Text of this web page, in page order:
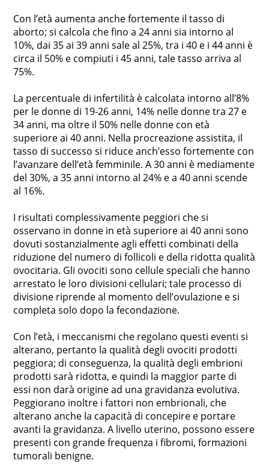
Con l’età aumenta anche fortemente il tasso di
aborto; si calcola che fino a 24 anni sia intorno al
10%, dai 35 ai 39 anni sale al 25%, tra i 40 e i 44 anni è
circa il 50% e compiuti i 45 anni, tale tasso arriva al
75%.
La percentuale di infertilità è calcolata intorno all’8%
per le donne di 19-26 anni, 14% nelle donne tra 27 e
34 anni, ma oltre il 50% nelle donne con età
superiore ai 40 anni. Nella procreazione assistita, il
tasso di successo si riduce anch’esso fortemente con
l’avanzare dell’età femminile. A 30 anni è mediamente
del 30%, a 35 anni intorno al 24% e a 40 anni scende
al 16%.
I risultati complessivamente peggiori che si
osservano in donne in età superiore ai 40 anni sono
dovuti sostanzialmente agli effetti combinati della
riduzione del numero di follicoli e della ridotta qualità
ovocitaria. Gli ovociti sono cellule speciali che hanno
arrestato le loro divisioni cellulari; tale processo di
divisione riprende al momento dell’ovulazione e si
completa solo dopo la fecondazione.
Con l’età, i meccanismi che regolano questi eventi si
alterano, pertanto la qualità degli ovociti prodotti
peggiora; di conseguenza, la qualità degli embrioni
prodotti sarà ridotta, e quindi la maggior parte di
essi non darà origine ad una gravidanza evolutiva.
Peggiorano inoltre i fattori non embrionali, che
alterano anche la capacità di concepire e portare
avanti la gravidanza. A livello uterino, possono essere
presenti con grande frequenza i fibromi, formazioni
tumorali benigne.